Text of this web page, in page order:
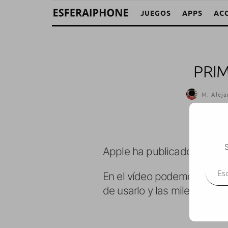
JUEGOS APPS
M.
Apple ha publicado el
En el vídeo podemos ver
de usarlo y las miles de